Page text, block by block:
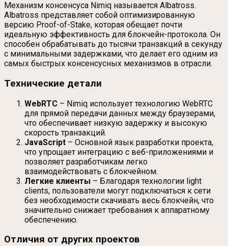
Механизм консенсуса Nimiq называется Albatross.
Albatross представляет собой оптимизированную
версию Proof-of-Stake, которая обещает почти
идеальную эффективность для блокчейн-протокола. Он
способен обрабатывать до тысячи транзакций в секунду
с минимальными задержками, что делает его одним из
самых быстрых консенсусных механизмов в отрасли.
Технические детали
WebRTC – Nimiq использует технологию WebRTC
для прямой передачи данных между браузерами,
что обеспечивает низкую задержку и высокую
скорость транзакций.
JavaScript – Основной язык разработки проекта,
что упрощает интеграцию с веб-приложениями и
позволяет разработчикам легко
взаимодействовать с блокчейном.
Легкие клиенты – Благодаря технологии light
clients, пользователи могут подключаться к сети
без необходимости скачивать весь блокчейн, что
значительно снижает требования к аппаратному
обеспечению.
Отличия от других проектов